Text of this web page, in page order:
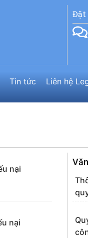
Đặt
Tin tức Liên hệ
nại
nại